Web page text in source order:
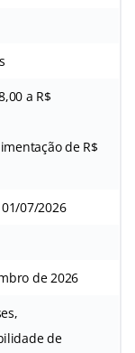
a R$
de R$
07/2026
de 2026
de